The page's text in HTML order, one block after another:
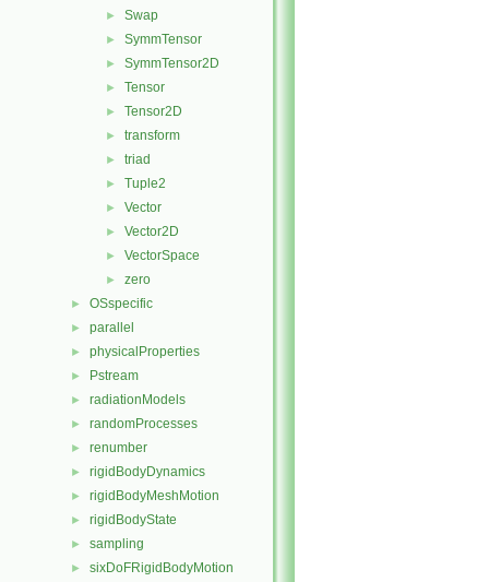
► Swap
► SymmTensor
► SymmTensor2D
► Tensor
► Tensor2D
► transform
► triad
► Tuple2
► Vector
► Vector2D
► VectorSpace
► zero
► OSspecific
► parallel
► physicalProperties
► Pstream
► radiationModels
► randomProcesses
► renumber
► rigidBodyDynamics
► rigidBodyMeshMotion
► rigidBodyState
► sampling
► sixDoFRigidBodyMotion